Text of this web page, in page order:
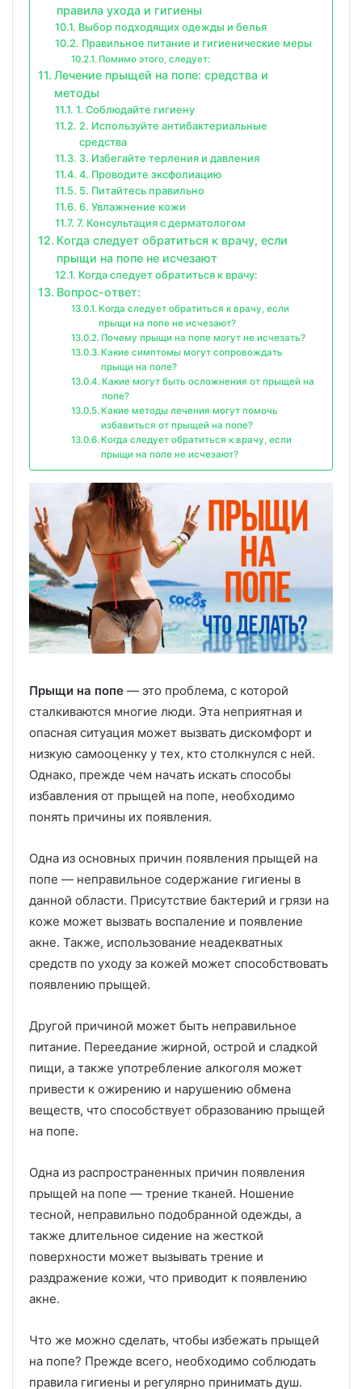
правила ухода и гигиены
Выбор подходящих одежды и белья
Правильное питание и гигиенические меры
Помимо этого, следует:
Лечение прыщей на попе: средства и
методы
1. Соблюдайте гигиену
2. Используйте антибактериальные
средства
3. Избегайте терления и давления
4. Проводите эксфолиацию
5. Питайтесь правильно
6. Увлажнение кожи
7. Консультация с дерматологом
Когда следует обратиться к врачу, если
прыщи на попе не исчезают
Когда следует обратиться к врачу:
Вопрос-ответ:
Когда следует обратиться к врачу, если
прыщи на попе не исчезают?
Почему прыщи на попе могут не исчезать?
Какие симптомы могут сопровождать
прыщи на попе?
Какие могут быть осложнения от прыщей на
попе?
Какие методы лечения могут помочь
избавиться от прыщей на попе?
Когда следует обратиться к врачу, если
прыщи на попе не исчезают?
Прыщи на попе — это проблема, с которой
сталкиваются многие люди. Эта неприятная и
опасная ситуация может вызвать дискомфорт и
низкую самооценку у тех, кто столкнулся с ней.
Однако, прежде чем начать искать способы
избавления от прыщей на попе, необходимо
понять причины их появления.
Одна из основных причин появления прыщей на
попе — неправильное содержание гигиены в
данной области. Присутствие бактерий и грязи на
коже может вызвать воспаление и появление
акне. Также, использование неадекватных
средств по уходу за кожей может способствовать
появлению прыщей.
Другой причиной может быть неправильное
питание. Переедание жирной, острой и сладкой
пищи, а также употребление алкоголя может
привести к ожирению и нарушению обмена
веществ, что способствует образованию прыщей
на попе.
Одна из распространенных причин появления
прыщей на попе — трение тканей. Ношение
тесной, неправильно подобранной одежды, а
также длительное сидение на жесткой
поверхности может вызывать трение и
раздражение кожи, что приводит к появлению
акне.
Что же можно сделать, чтобы избежать прыщей
на попе? Прежде всего, необходимо соблюдать
правила гигиены и регулярно принимать душ.